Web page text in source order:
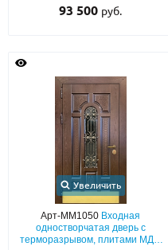
ковкой и увеличенными
93 500 руб.
Увеличить
Арт-ММ1050 Входная
одностворчатая дверь с
терморазрывом, плитами МДФ